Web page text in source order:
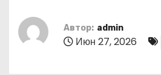
Автор: admin
Июн 27, 2026